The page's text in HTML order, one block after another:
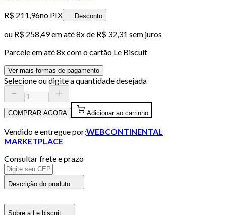
R$ 211,96no PIX Desconto
ou R$ 258,49em até8x de R$ 32,31 sem juros
Parcele em até8x com o cartão Le Biscuit
Ver mais formas de pagamento
Selecione ou digite a quantidade desejada
COMPRAR AGORA Adicionar ao carrinho
Vendido e entregue por:WEBCONTINENTAL
MARKETPLACE
Consultar frete e prazo
Descrição do produto
Sobre a Le biscuit